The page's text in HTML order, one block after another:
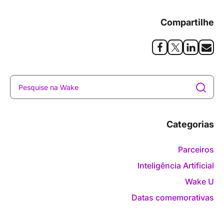
Compartilhe
Categorias
Parceiros
Inteligência Artificial
Wake U
Datas comemorativas